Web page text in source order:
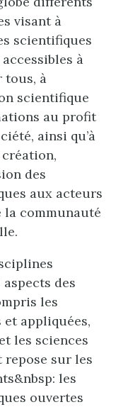
visant à
scientifiques
à
tous, à
scientifique
au profit
ainsi qu’à
des
aux acteurs
la communauté
des
les
et appliquées,
les sciences
repose sur les
les
ouvertes